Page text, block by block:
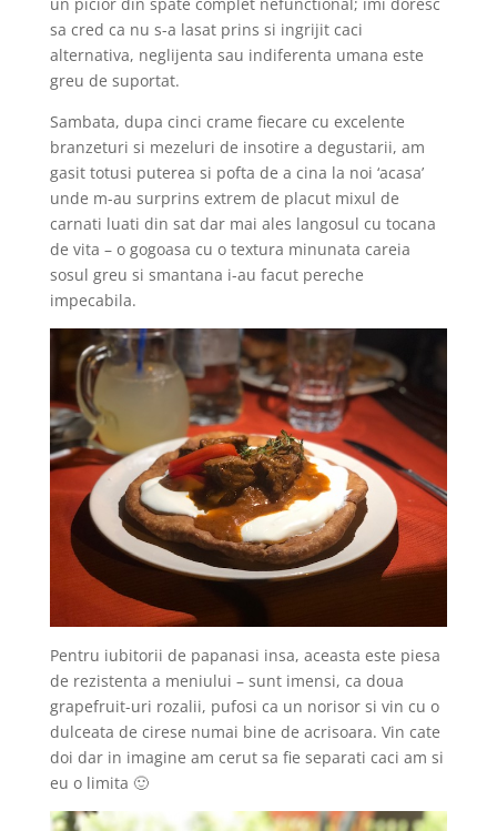
sa cred ca nu s-a lasat prins si ingrijit caci
alternativa, neglijenta sau indiferenta umana este
greu de suportat.
Sambata, dupa cinci crame fiecare cu excelente
branzeturi si mezeluri de insotire a degustarii, am
gasit totusi puterea si pofta de a cina la noi ‘acasa’
unde m-au surprins extrem de placut mixul de
carnati luati din sat dar mai ales langosul cu tocana
de vita – o gogoasa cu o textura minunata careia
sosul greu si smantana i-au facut pereche
impecabila.
Pentru iubitorii de papanasi insa, aceasta este piesa
de rezistenta a meniului – sunt imensi, ca doua
grapefruit-uri rozalii, pufosi ca un norisor si vin cu o
dulceata de cirese numai bine de acrisoara. Vin cate
doi dar in imagine am cerut sa fie separati caci am si
eu o limita 🙂